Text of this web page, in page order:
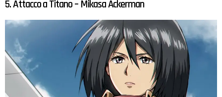
5. Attacco a Titano – Mikasa Ackerman